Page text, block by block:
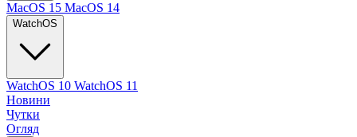
MacOS 15 MacOS 14
WatchOS
WatchOS 10 WatchOS 11
Новини
Чутки
Огляд